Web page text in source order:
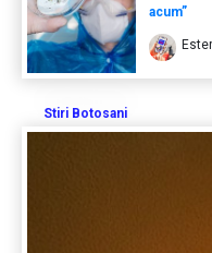
acum”
Stiri Botosani